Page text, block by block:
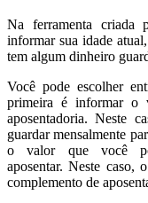
Na ferramenta criada
informar sua idade
tem algum dinheiro
Você pode escolher
primeira é informar o
aposentadoria. Neste
guardar mensalmente
o valor que você
aposentar. Neste caso,
complemento de